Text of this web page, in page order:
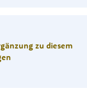
zu diesem